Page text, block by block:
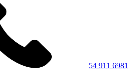
54 911 6981